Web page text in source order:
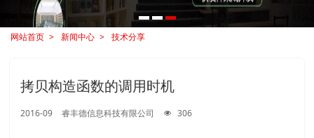
网站首页 新闻中心 技术分享
拷贝构造函数的调用时机
2016-09 睿丰德信息科技有限公司 306